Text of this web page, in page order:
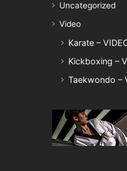
Uncategorized
Video
Karate –
Kickboxing –
Taekwondo –